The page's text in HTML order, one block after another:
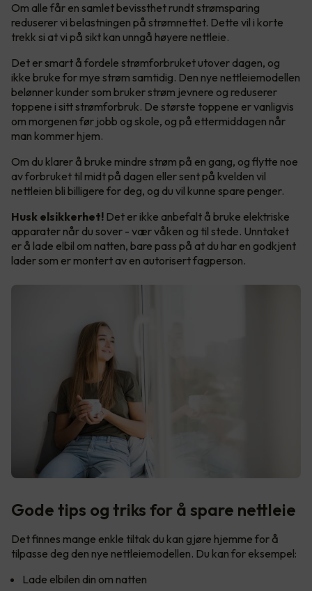
Om alle får en samlet bevissthet rundt strømsparing
reduserer vi belastningen på strømnettet. Dette vil i korte
trekk si at vi på sikt kan unngå høyere nettleie.
Det er smart å fordele strømforbruket utover dagen, og
ikke bruke for mye strøm samtidig. Den nye nettleiemodellen
belønner kunder som bruker strøm jevnere og reduserer
toppene i sitt strømforbruk. De største toppene er vanligvis
om morgenen før jobb og skole, og på ettermiddagen når
man kommer hjem.
Om du klarer å bruke mindre strøm på en gang, og flytte noe
av forbruket til midt på dagen eller sent på kvelden vil
nettleien bli billigere for deg, og du vil kunne spare penger.
Husk elsikkerhet! Det er ikke anbefalt å bruke elektriske
apparater når du sover - vær våken og til stede. Unntaket
er å lade elbil om natten, bare pass på at du har en godkjent
lader som er montert av en autorisert fagperson.
Gode tips og triks for å spare nettleie
Det finnes mange enkle tiltak du kan gjøre hjemme for å
tilpasse deg den nye nettleiemodellen. Du kan for eksempel:
Lade elbilen din om natten